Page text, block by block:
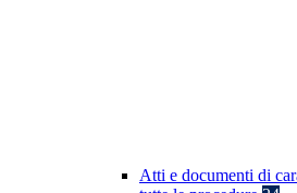
Atti e documenti di